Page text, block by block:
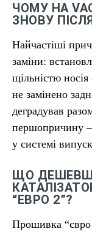
ЧОМУ НА
ЗНОВУ
Найчастіші
заміни:
щільністю
не замінено
деградував
першопричину
у системі
ЩО
“ЕВРО 2”?
Прошивка “євро